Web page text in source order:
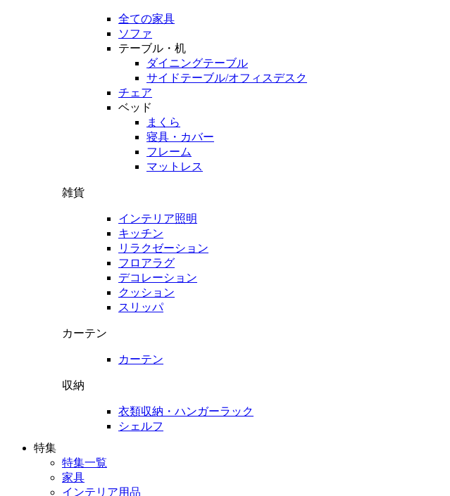
全ての家具
ソファ
テーブル・机
ダイニングテーブル
サイドテーブル/オフィスデスク
チェア
ベッド
まくら
寝具・カバー
フレーム
マットレス
雑貨
インテリア照明
キッチン
リラクゼーション
フロアラグ
デコレーション
クッション
スリッパ
カーテン
カーテン
収納
衣類収納・ハンガーラック
シェルフ
特集
特集一覧
家具
インテリア用品